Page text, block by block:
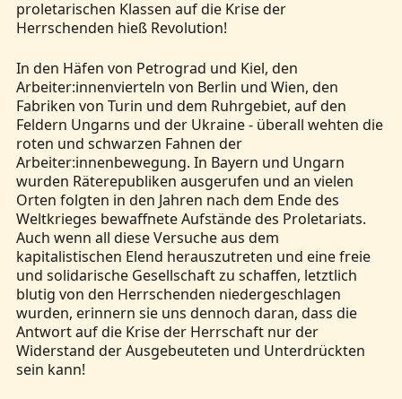
proletarischen Klassen auf die Krise der
Herrschenden hieß Revolution!
In den Häfen von Petrograd und Kiel, den
Arbeiter:innenvierteln von Berlin und Wien, den
Fabriken von Turin und dem Ruhrgebiet, auf den
Feldern Ungarns und der Ukraine - überall wehten die
roten und schwarzen Fahnen der
Arbeiter:innenbewegung. In Bayern und Ungarn
wurden Räterepubliken ausgerufen und an vielen
Orten folgten in den Jahren nach dem Ende des
Weltkrieges bewaffnete Aufstände des Proletariats.
Auch wenn all diese Versuche aus dem
kapitalistischen Elend herauszutreten und eine freie
und solidarische Gesellschaft zu schaffen, letztlich
blutig von den Herrschenden niedergeschlagen
wurden, erinnern sie uns dennoch daran, dass die
Antwort auf die Krise der Herrschaft nur der
Widerstand der Ausgebeuteten und Unterdrückten
sein kann!